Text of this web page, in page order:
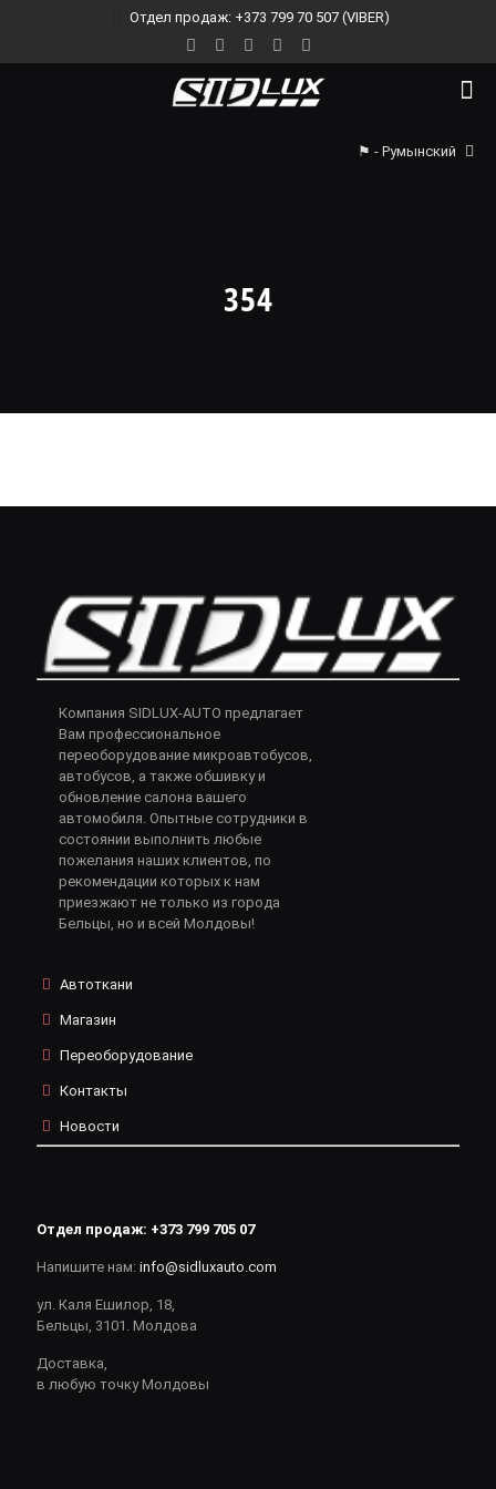
Отдел продаж: +373 799 70 507 (VIBER)
⚑ - Румынский
354
Компания SIDLUX-AUTO предлагает
Вам профессиональное
переоборудование микроавтобусов,
автобусов, а также обшивку и
обновление салона вашего
автомобиля. Опытные сотрудники в
состоянии выполнить любые
пожелания наших клиентов, по
рекомендации которых к нам
приезжают не только из города
Бельцы, но и всей Молдовы!
Автоткани
Магазин
Переоборудование
Контакты
Новости
Отдел продаж: +373 799 705 07
Напишите нам: info@sidluxauto.com
ул. Каля Ешилор, 18,
Бельцы, 3101. Молдова
Доставка,
в любую точку Молдовы